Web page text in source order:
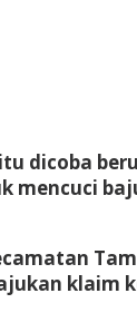
dicoba
klaim